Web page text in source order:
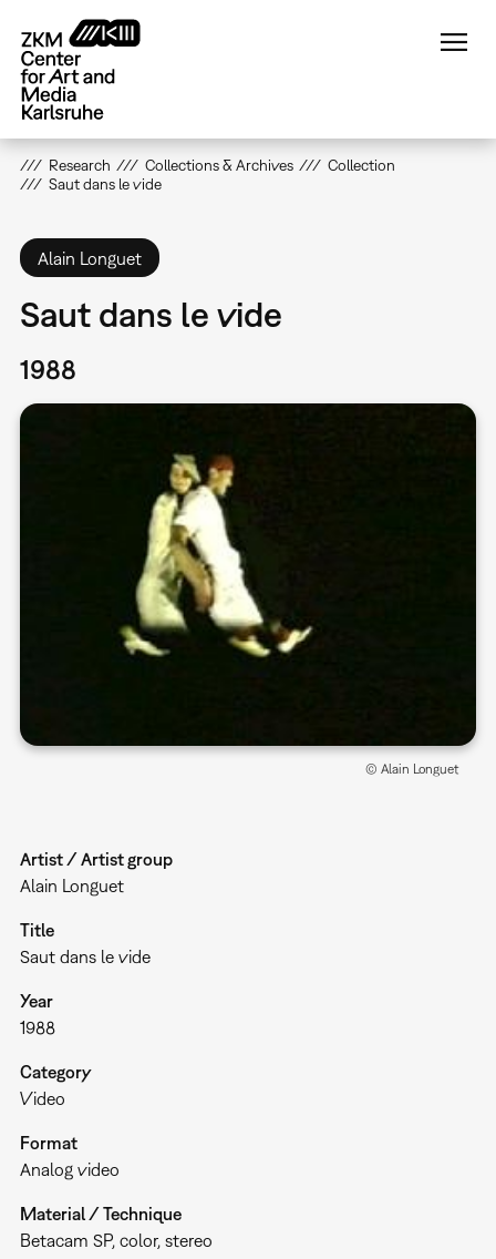
main
content
Research Collections & Archives
Collection
Saut dans le vide
Alain Longuet
Saut dans le vide
1988
© Alain Longuet
Artist / Artist group
Alain Longuet
Title
Saut dans le vide
Year
1988
Category
Video
Format
Analog video
Material / Technique
Betacam SP, color, stereo